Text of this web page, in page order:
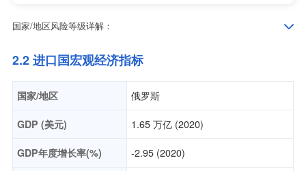
国家/地区风险等级详解：
2.2 进口国宏观经济指标
国家/地区 俄罗斯
GDP (美元) 1.65 万亿 (2020)
GDP年度增长率(%) -2.95 (2020)